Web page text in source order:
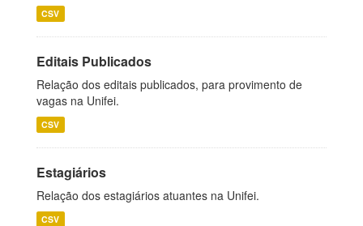
CSV
Editais Publicados
Relação dos editais publicados, para provimento de
vagas na Unifei.
CSV
Estagiários
Relação dos estagiários atuantes na Unifei.
CSV